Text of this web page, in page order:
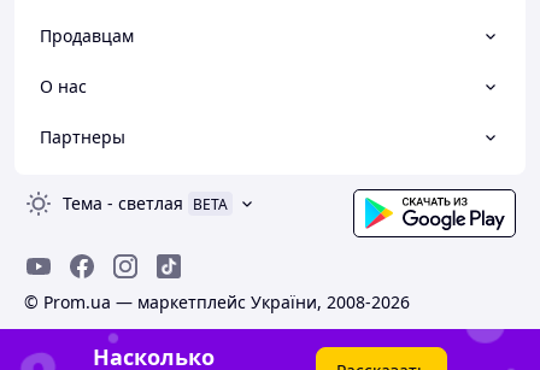
Продавцам
О нас
Партнеры
Тема - светлая BETA
© Prom.ua — маркетплейс України, 2008-2026
Насколько